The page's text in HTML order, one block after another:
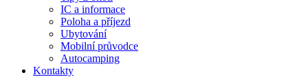
IC a informace
Poloha a příjezd
Ubytování
Mobilní průvodce
Autocamping
Kontakty